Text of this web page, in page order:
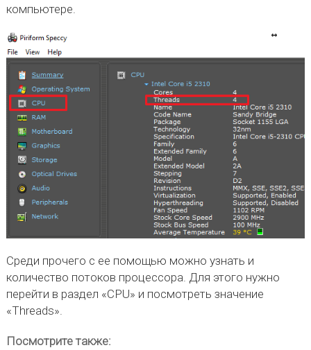
компьютере.
Среди прочего с ее помощью можно узнать и
количество потоков процессора. Для этого нужно
перейти в раздел «CPU» и посмотреть значение
«Threads».
Посмотрите также: